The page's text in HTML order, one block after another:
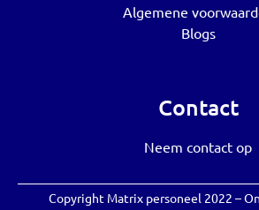
Algemene
Blogs
Contact
Neem contact op
Copyright Matrix personeel 2022 –